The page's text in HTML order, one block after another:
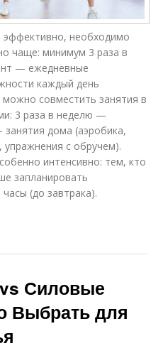
эффективно, необходимо
чаще: минимум 3 раза в
— ежедневные
каждый день
совместить занятия в
3 раза в неделю —
дома (аэробика,
упражнения с обручем).
интенсивно: тем, кто
запланировать
(до завтрака).
Силовые
Выбрать для